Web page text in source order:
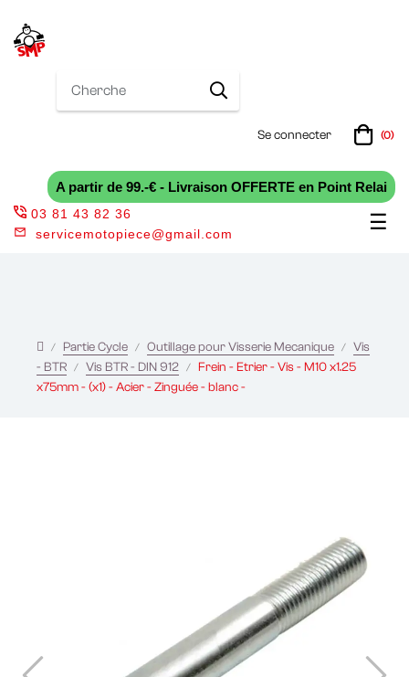
Se connecter (0)
A partir de 99.-€ - Livraison OFFERTE en Point Relai
☰
03 81 43 82 36
servicemotopiece@gmail.com
Partie Cycle Outillage pour Visserie Mecanique
Vis
- BTR
Vis BTR - DIN 912
Frein - Etrier - Vis - M10 x1.25
x75mm - (x1) - Acier - Zinguée - blanc -